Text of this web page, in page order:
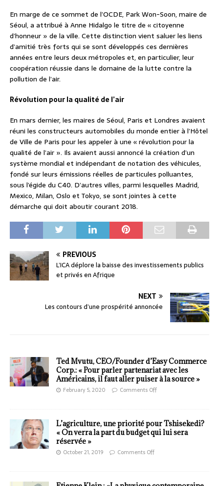
En marge de ce sommet de l’OCDE, Park Won-Soon, maire de
Séoul, a attribué à Anne Hidalgo le titre de « citoyenne
d’honneur » de la ville. Cette distinction vient saluer les liens
d’amitié très forts qui se sont développés ces dernières
années entre leurs deux métropoles et, en particulier, leur
coopération réussie dans le domaine de la lutte contre la
pollution de l’air.
Révolution pour la qualité de l’air
En mars dernier, les maires de Séoul, Paris et Londres avaient
réuni les constructeurs automobiles du monde entier à l’Hôtel
de Ville de Paris pour les appeler à une « révolution pour la
qualité de l’air ». Ils avaient aussi annoncé la création d’un
système mondial et indépendant de notation des véhicules,
fondé sur leurs émissions réelles de particules polluantes,
sous l’égide du C40. D’autres villes, parmi lesquelles Madrid,
Mexico, Milan, Oslo et Tokyo, se sont jointes à cette
démarche qui doit aboutir courant 2018.
PREVIOUS
L’ICA déplore la baisse des investissements publics
et privés en Afrique
NEXT
Les contours d’une prospérité annoncée
Ted Mvutu, CEO/Founder d’Easy Commerce
Corp.: « Pour parler partenariat avec les
Américains, il faut aller puiser à la source »
February 5, 2020 Comments Off
L’agriculture, une priorité pour Tshisekedi?
« On verra la part du budget qui lui sera
réservée »
October 21, 2019 Comments Off